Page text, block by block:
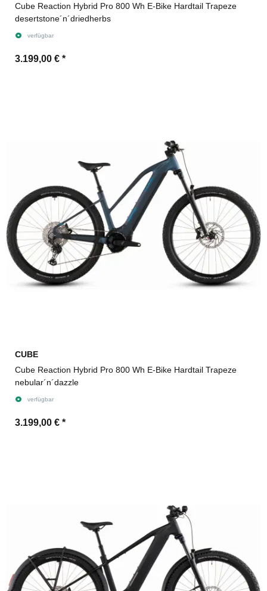
Cube Reaction Hybrid Pro 800 Wh E-Bike Hardtail Trapeze
desertstone´n´driedherbs
verfügbar
3.199,00 € *
CUBE
Cube Reaction Hybrid Pro 800 Wh E-Bike Hardtail Trapeze
nebular´n´dazzle
verfügbar
3.199,00 € *